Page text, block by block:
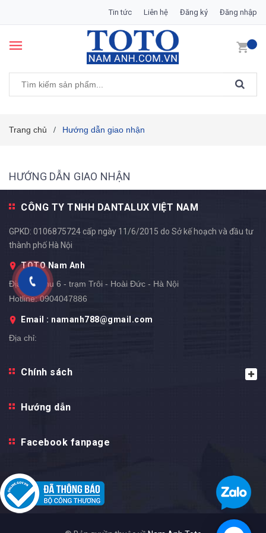
Tin tức Liên hệ Đăng ký Đăng nhập
Trang chủ / Hướng dẫn giao nhận
HƯỚNG DẪN GIAO NHẬN
CÔNG TY TNHH DANTALUX VIỆT NAM
GPKD: 0106875724 cấp ngày 11/6/2015 do Sở kế hoạch và đầu tư
thành phố Hà Nội
TOTO Nam Anh
Địa chỉ:
Khu 6 - trạm Trôi - Hoài Đức - Hà Nội
Hotline: 0904047886
Email : namanh788@gmail.com
Địa chỉ:
Chính sách
Hướng dẫn
Facebook fanpage